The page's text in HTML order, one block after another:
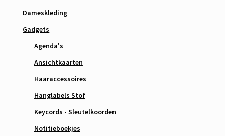
Dameskleding
Gadgets
Agenda's
Ansichtkaarten
Haaraccessoires
Hanglabels Stof
Keycords - Sleutelkoorden
Notitieboekjes